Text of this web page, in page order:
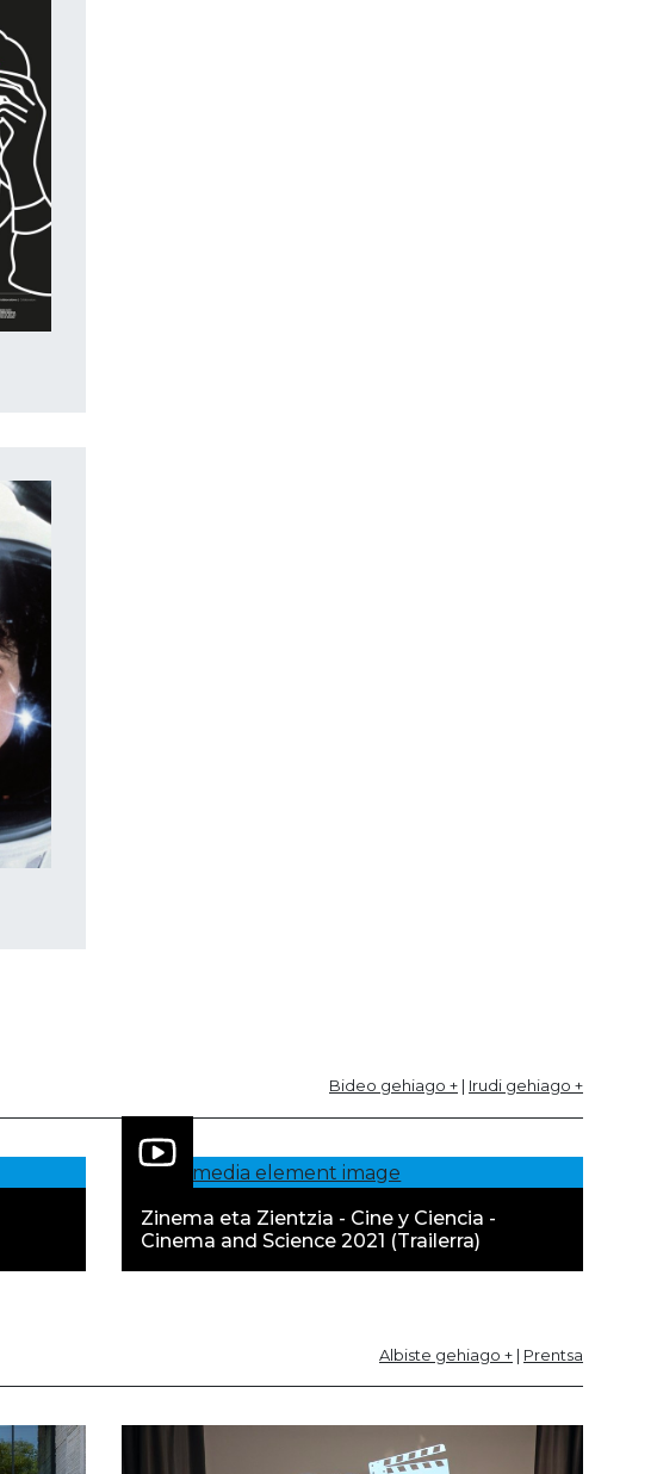
Bideo gehiago + | Irudi gehiago +
Zinema eta Zientzia - Cine y Ciencia -
Cinema and Science 2021 (Trailerra)
Albiste gehiago + | Prentsa